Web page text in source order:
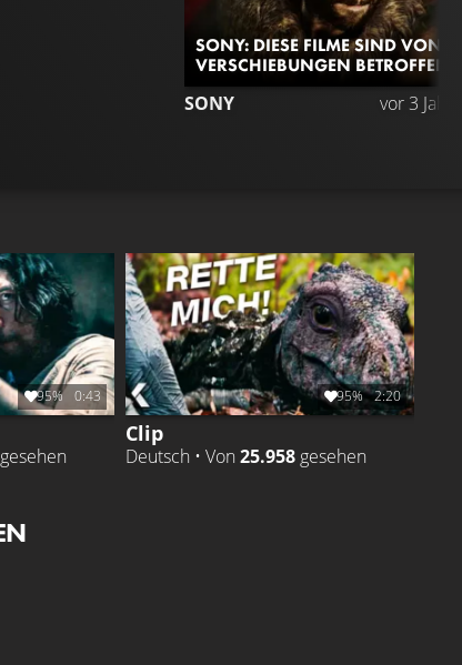
SONY: DIESE FILME SIND VON
VERSCHIEBUNGEN BETROFFEN
SONY vor 3 Jahren
95% 0:43
gesehen
95% 2:20
Clip
Deutsch • Von 25.958 gesehen